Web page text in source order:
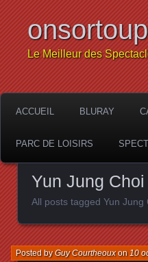
Le Meilleur des
ACCUEIL BLURAY
PARC DE LOISIRS
Yun Jung Choi
All posts tagged Yun Jung
Posted byGuy Courtheouxon 10